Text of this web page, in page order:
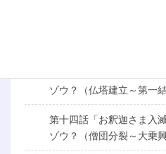
ゾウ？（仏塔建立～第一結
第十四話「お釈迦さま入
ゾウ？（僧団分裂～大乗興